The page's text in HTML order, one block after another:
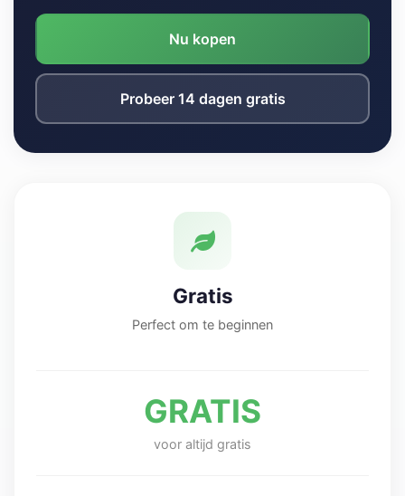
Gratis
Perfect om te beginnen
GRATIS
voor altijd gratis
Nu kopen
Probeer 14 dagen gratis